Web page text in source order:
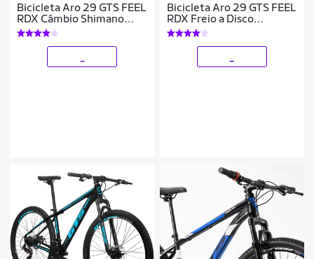
Bicicleta Aro 29 GTS FEEL
RDX Câmbio Shimano
Freio a Disco 21 Marchas
Bicicleta Aro 29 GTS FEEL
RDX Freio a Disco
Hidráulico 27 Marchas